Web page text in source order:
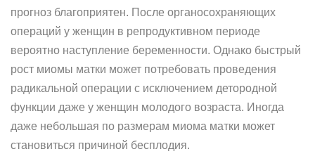
прогноз благоприятен. После органосохраняющих
операций у женщин в репродуктивном периоде
вероятно наступление беременности. Однако быстрый
рост миомы матки может потребовать проведения
радикальной операции с исключением детородной
функции даже у женщин молодого возраста. Иногда
даже небольшая по размерам миома матки может
становиться причиной бесплодия.